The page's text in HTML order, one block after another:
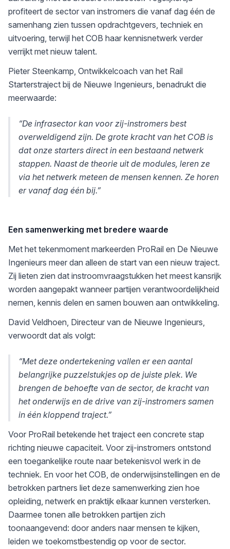
profiteert de sector van instromers die vanaf dag één de
samenhang zien tussen opdrachtgevers, techniek en
uitvoering, terwijl het COB haar kennisnetwerk verder
verrijkt met nieuw talent.
Pieter Steenkamp, Ontwikkelcoach van het Rail
Starterstraject bij de Nieuwe Ingenieurs, benadrukt die
meerwaarde:
“De infrasector kan voor zij-instromers best
overweldigend zijn. De grote kracht van het COB is
dat onze starters direct in een bestaand netwerk
stappen. Naast de theorie uit de modules, leren ze
via het netwerk meteen de mensen kennen. Ze horen
er vanaf dag één bij.”
Een samenwerking met bredere waarde
Met het tekenmoment markeerden ProRail en De Nieuwe
Ingenieurs meer dan alleen de start van een nieuw traject.
Zij lieten zien dat instroomvraagstukken het meest kansrijk
worden aangepakt wanneer partijen verantwoordelijkheid
nemen, kennis delen en samen bouwen aan ontwikkeling.
David Veldhoen, Directeur van de Nieuwe Ingenieurs,
verwoordt dat als volgt:
“Met deze ondertekening vallen er een aantal
belangrijke puzzelstukjes op de juiste plek. We
brengen de behoefte van de sector, de kracht van
het onderwijs en de drive van zij-instromers samen
in één kloppend traject.”
Voor ProRail betekende het traject een concrete stap
richting nieuwe capaciteit. Voor zij-instromers ontstond
een toegankelijke route naar betekenisvol werk in de
techniek. En voor het COB, de onderwijsinstellingen en de
betrokken partners liet deze samenwerking zien hoe
opleiding, netwerk en praktijk elkaar kunnen versterken.
Daarmee tonen alle betrokken partijen zich
toonaangevend: door anders naar mensen te kijken,
leiden we toekomstbestendig op voor de sector.